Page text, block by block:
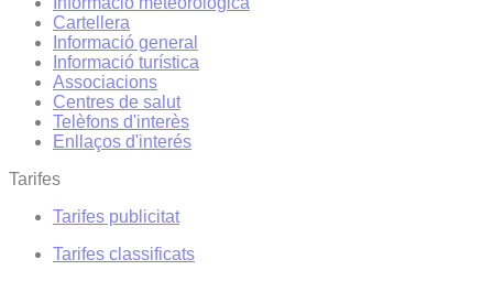
Cartellera
Informació general
Informació turística
Associacions
Centres de salut
Telèfons d'interès
Enllaços d'interés
Tarifes
Tarifes publicitat
Tarifes classificats